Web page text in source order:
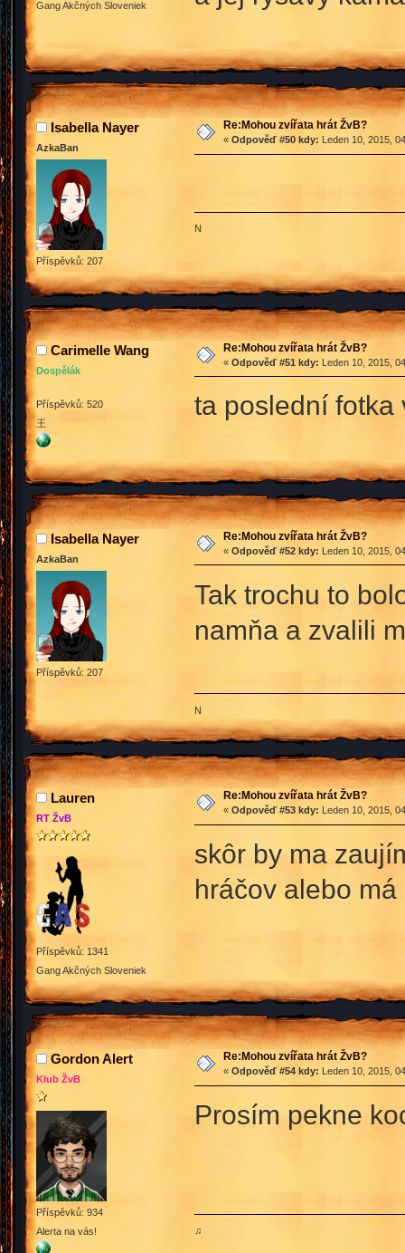
Gang Akčných Sloveniek
Isabella Nayer
AzkaBan
Příspěvků: 207
Re:Mohou zvířata hrát ŽvB?
« Odpověď #50 kdy: Leden 10, 2015,
N
Carimelle Wang
Dospělák
Příspěvků: 520
王
Re:Mohou zvířata hrát ŽvB?
« Odpověď #51 kdy: Leden 10, 2015,
ta poslední
Isabella Nayer
AzkaBan
Příspěvků: 207
Re:Mohou zvířata hrát ŽvB?
« Odpověď #52 kdy: Leden 10, 2015,
Tak trochu to
namňa a zvalili
N
Lauren
RT ŽvB
Příspěvků: 1341
Gang Akčných Sloveniek
Re:Mohou zvířata hrát ŽvB?
« Odpověď #53 kdy: Leden 10, 2015,
skôr by ma
hráčov alebo
Gordon Alert
Klub ŽvB
Příspěvků: 934
Alerta na vás!
Re:Mohou zvířata hrát ŽvB?
« Odpověď #54 kdy: Leden 10, 2015,
Prosím pekne
♫